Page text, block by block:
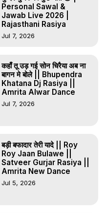
Personal Sawal &
Jawab Live 2026 |
Rajasthani Rasiya
Jul 7, 2026
कहाँ तू उड़ गई सोन चिरैया अब ना
बागन मे बोले || Bhupendra
Khatana Dj Rasiya ||
Amrita Alwar Dance
Jul 7, 2026
बड़ी बफादार तेरी यादे || Roy
Roy Jaan Bulawe ||
Satveer Gurjar Rasiya ||
Amrita New Dance
Jul 5, 2026